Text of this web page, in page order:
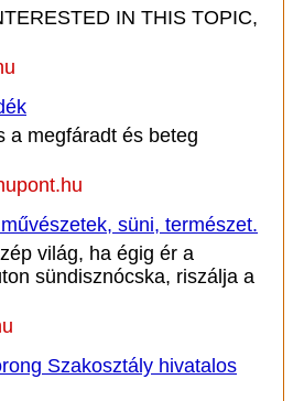
IN THIS TOPIC,
a megfáradt és beteg
süni, természet.
világ, ha égig ér a
sündisznócska, riszálja a
Szakosztály hivatalos